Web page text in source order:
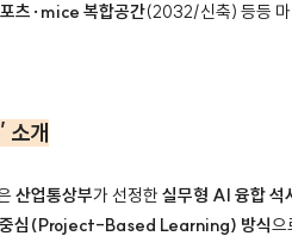
츠·mice 복합공간(2032/신축) 등등
소개
산업통상부가 선정한 실무형 AI 융합 석
중심(Project-Based Learning) 방식으